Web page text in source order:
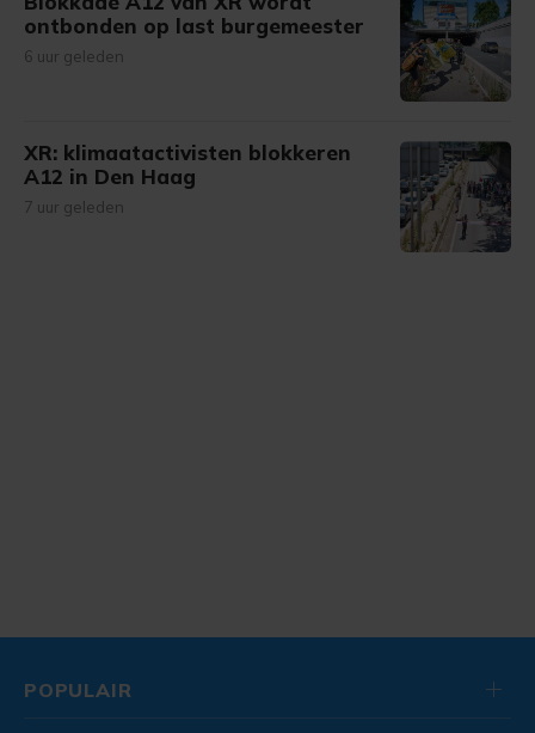
ontbonden op last burgemeester
6 uur geleden
XR: klimaatactivisten blokkeren
A12 in Den Haag
7 uur geleden
POPULAIR